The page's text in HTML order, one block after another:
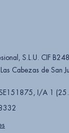
S.L.U. CIF
Cabezas de San
I/A 1